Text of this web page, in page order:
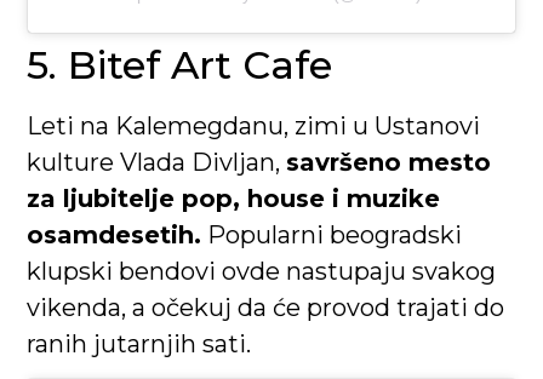
5. Bitef Art Cafe
Leti na Kalemegdanu, zimi u Ustanovi
kulture Vlada Divljan, savršeno mesto
za ljubitelje pop, house i muzike
osamdesetih. Popularni beogradski
klupski bendovi ovde nastupaju svakog
vikenda, a očekuj da će provod trajati do
ranih jutarnjih sati.